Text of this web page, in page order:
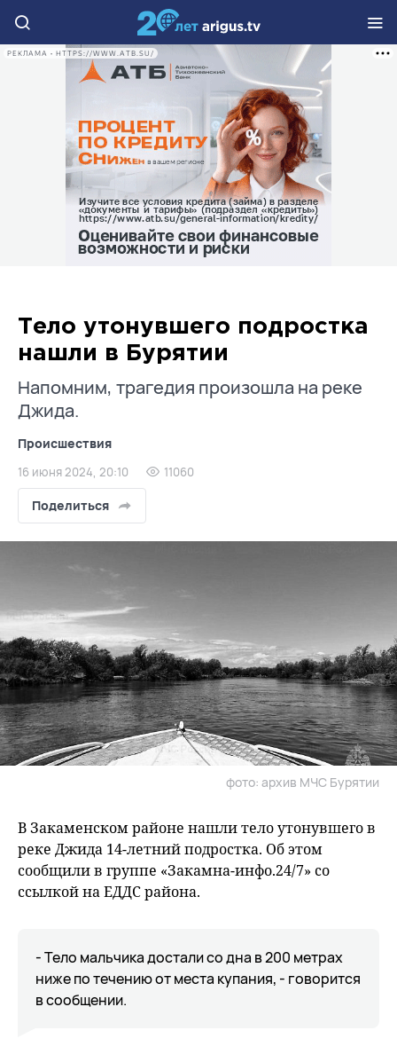
РЕКЛАМА • HTTPS://WWW.ATB.SU/
Тело утонувшего подростка
нашли в Бурятии
Напомним, трагедия произошла на реке
Джида.
Происшествия
16 июня 2024, 20:10 11060
Поделиться
фото: архив МЧС Бурятии
В Закаменском районе нашли тело утонувшего в
реке Джида 14-летний подростка. Об этом
сообщили в группе «Закамна-инфо.24/7» со
ссылкой на ЕДДС района.
- Тело мальчика достали со дна в 200 метрах
ниже по течению от места купания, - говорится
в сообщении.